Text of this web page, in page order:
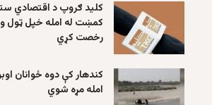
کلید ګروپ د اقتصادي
کمښت له امله خپل ټول
رخصت کړي
کندهار کې دوه ځوانان
امله مړه شوي